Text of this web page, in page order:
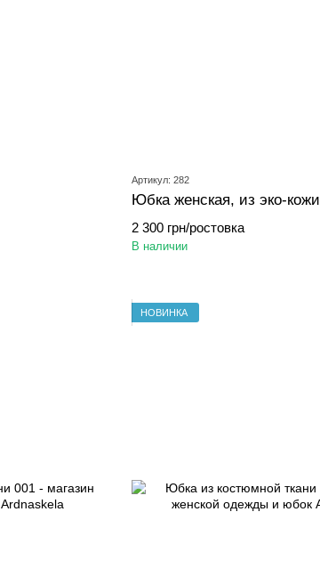
Артикул: 282
Юбка женская, из эко-кожи
2 300 грн/ростовка
В наличии
НОВИНКА